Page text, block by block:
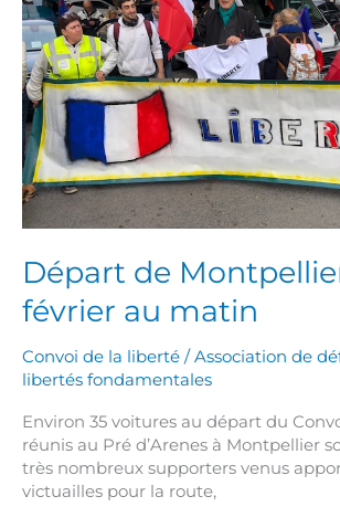
Départ de
février au matin
Convoi de la liberté /Association de
libertés fondamentales
Environ 35 voitures au départ du
réunis au Pré d’Arenes à Montpellier
très nombreux supporters venus
victuailles pour la route,
février
au
matin